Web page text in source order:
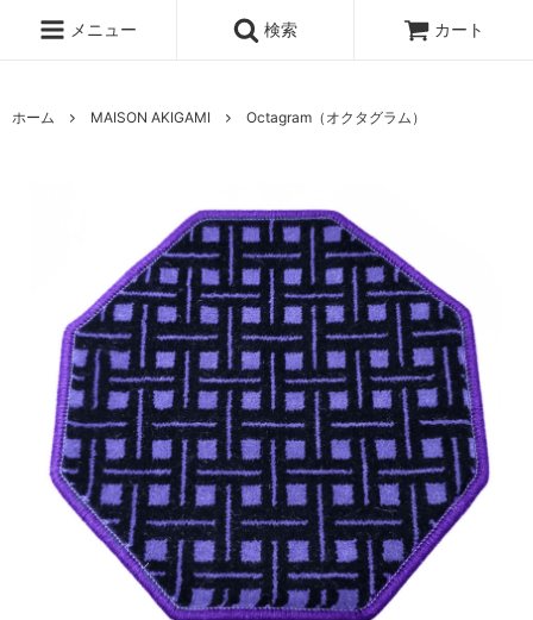
メニュー 検索 カート
ホーム MAISON AKIGAMI Octagram（オクタグラム）